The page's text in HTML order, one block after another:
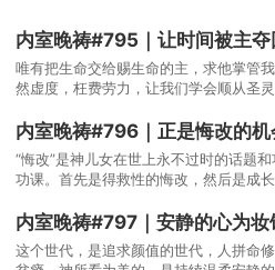
内室晚祷#795｜让时间被主夺
唯有把生命交给赐生命的主，求他掌管
然虚度，枉费劳力，让我们学会顺从圣
内室晚祷#796｜正是悔改的机
“悔改”是神儿女在世上永不过时的话题
功课。首先是得救性的悔改，然后是成
内室晚祷#797｜安静的心为妆
这个世代，是追求颜值的世代，人拼命